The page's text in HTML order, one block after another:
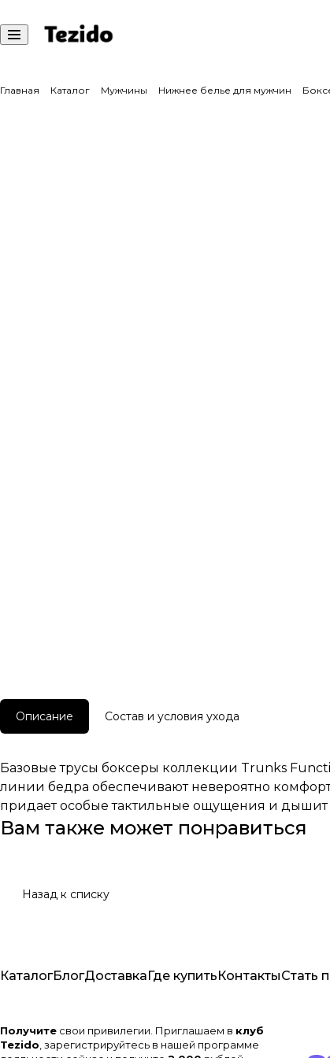
Главная Каталог Мужчины Нижнее белье для мужчин
Описание Состав и условия ухода
Базовые трусы боксеры коллекции Trunks
линии бедра обеспечивают невероятно
придает особые тактильные ощущения и дышит
Вам также может понравиться
Назад к списку
КаталогБлогДоставка Где купить КонтактыСтать
Получите свои привилегии. Приглашаем в клуб
Tezido , зарегистрируйтесь в нашей программе